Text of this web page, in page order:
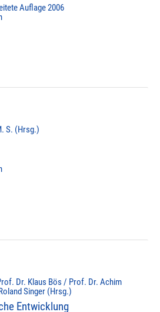
Auflage 2006
S. (Hrsg.)
Dr. Klaus Bös / Prof. Dr. Achim
Singer (Hrsg.)
Entwicklung